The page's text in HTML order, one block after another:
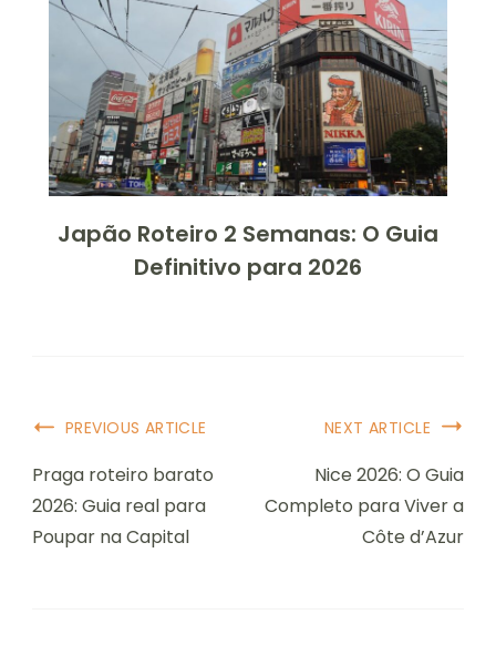
Japão Roteiro 2 Semanas: O Guia
Definitivo para 2026
Post
Navigation
PREVIOUS ARTICLE
Praga roteiro barato
2026: Guia real para
Poupar na Capital
NEXT ARTICLE
Nice 2026: O Guia
Completo para Viver a
Côte d’Azur